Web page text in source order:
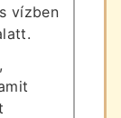
vízben